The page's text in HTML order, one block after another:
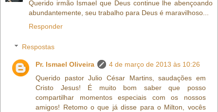
Querido irmão Ismael que Deus continue lhe abençoando
abundantemente, seu trabalho para Deus é maravilhoso...
Responder
Respostas
Pr. Ismael Oliveira
4 de março de 2013 às 10:26
Querido pastor Julio César Martins, saudações em
Cristo Jesus! É muito bom saber que posso
compartilhar momentos especiais com os nossos
amigos! Retomo o que já disse para o Milton, vocês